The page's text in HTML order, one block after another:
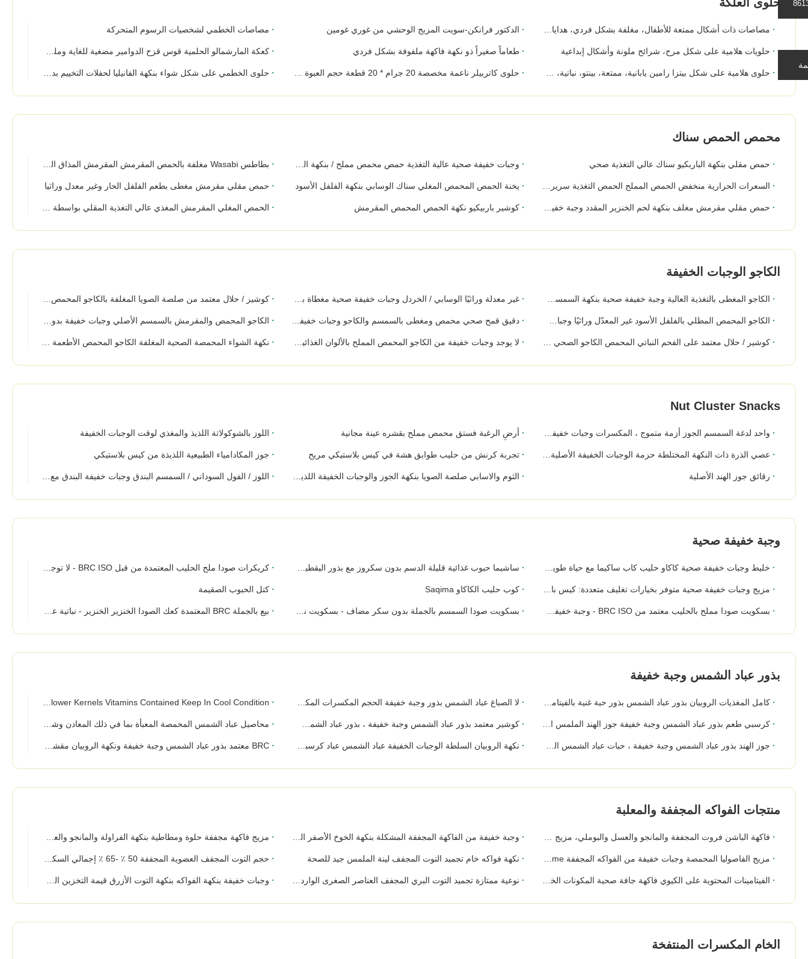
مصاصات ذات أشكال ممتعة للأطفال، مغلفة بشكل فردي، هدايا للحفلات الخفيفة الدكتور فرانكن-سويت المزيج الوحشي من غوري غومين مصاصات الخطمي لشخصيات الرسوم المتحركة
حلويات هلامية على شكل مرح، شرائح ملونة وأشكال إبداعية طعاماً صغيراً ذو نكهة فاكهة ملفوفة بشكل فردي كعكة المارشمالو الحلمية قوس قزح الدوامير مضغية للغاية وملطخة للغاية و 100٪ سعادة السكر
حلوى هلامية على شكل بيتزا رامين يابانية، ممتعة، بينتو، نباتية، خالية من الجيلاتين، حفلة أطفال حلوى كاتربيلر ناعمة مخصصة 20 جرام * 20 قطعة حجم العبوة وجبات خفيفة صحية على شكل دب فاكهة للأطفال حلوى الخطمي على شكل شواء بنكهة الفانيليا لحفلات التخييم بدون جيلاتين
محمص الحمص سناك
حمص مقلي بنكهة الباربكيو سناك عالي التغذية صحي وجبات خفيفة صحية عالية التغذية حمص محمص مملح / بنكهة الفلفل الأسود وجبة خفيفة مجففة مقرمشة بطاطس Wasabi مغلفة بالحمص المقرمش المقرمش المذاق الجيد في حقيبة البيع بالتجزئة
السعرات الحرارية منخفض الحمص المملح الحمص التغذية سريراتشا المغلفة موافق للشريعة اليهودية تمرير الغذاء يخنة الحمص المحمص المغلي سناك الوسابي بنكهة الفلفل الأسود حمص مقلي مقرمش مغطى بطعم الفلفل الحار وغير معدل وراثيا
حمص مقلي مقرمش مغلف بنكهة لحم الخنزير المقدد وجبة خفيفة مجففة غير معدلة وراثيًا خالية من الدهون كوشير باربيكيو نكهة الحمص المحمص المقرمش الحمص المغلي المقرمش المغذي عالي التغذية المقلي بواسطة التكنولوجيا المتقدمة OEM
الكاجو الوجبات الخفيفة
الكاجو المغطى بالتغذية العالية وجبة خفيفة صحية بنكهة السمسم وجبات خفيفة مقرمشة صحية غير معدلة وراثيًا الوسابي / الخردل وجبات خفيفة صحية مغطاة بجوز الكاجو مع شهادة حلال محمصة ومقرمشة وأطعمة مقرمشة كوشير / حلال معتمد من صلصة الصويا المغلفة بالكاجو المحمص وجبات خفيفة طعام صحي بطعم مقرمش ومقرمش
الكاجو المحمص المطلي بالفلفل الأسود غير المعدّل وراثيًا وجبات خفيفة صحية من البندق مع شهادة حلال / كوشير دقيق قمح صحي محمص ومغطى بالسمسم والكاجو وجبات خفيفة بطعم مقرمش ومقرمش الكاجو المحمص والمقرمش بالسمسم الأصلي وجبات خفيفة بدون لون طعام وجوز مقلي مقرمش وصحي
كوشير / حلال معتمد على الفحم النباتي المحمص الكاجو الصحي المقرمش والمكسرات المقرمشة لا يوجد وجبات خفيفة من الكاجو المحمص المملح بالألوان الغذائية مع شهادة HACCP / HALAL / BRC نكهة الشواء المحمصة الصحية المغلفة الكاجو المحمص الأطعمة الخفيفة مع كوشير / حلال / شهادة BRC
Nut Cluster Snacks
واحد لدغة السمسم الجوز أزمة متموج ، المكسرات وجبات خفيفة العلامة الخاصة المتاحة أرضِ الرغبة فستق محمص مملح بقشره عينة مجانية اللوز بالشوكولاتة اللذيذ والمغذي لوقت الوجبات الخفيفة
عصي الذرة ذات النكهة المختلطة حزمة الوجبات الخفيفة الأصلية التفاح الموز الفراولة تجربة كرنش من حليب طوابق هشة في كيس بلاستيكي مريح جوز المكادامياء الطبيعية اللذيذة من كيس بلاستيكي
رقائق جوز الهند الأصلية الثوم والاسابي صلصة الصويا بنكهة الجوز والوجبات الخفيفة اللذيذة اللوز السوسك اللوز / الفول السوداني / السمسم البندق وجبات خفيفة البندق مع شهادة BRC / HACCP
وجبة خفيفة صحية
خليط وجبات خفيفة صحية كاكاو حليب كاب ساكيما مع حياة طويلة وصناعة المنتجات الأصلية حسب الطلب لتجارة التجزئة والتوزيع ساشيما حبوب غذائية قليلة الدسم بدون سكروز مع بذور اليقطين والزبيب والتوت البري المجفف للمستهلكين المهتمين بالصحة كريكرات صودا ملح الحليب المعتمدة من قبل BRC ISO - لا توجد دهون ترانس ووجبة خفيفة هشة ومطبقة للمكتب والأسرة
مزيج وجبات خفيفة صحية متوفر بخيارات تغليف متعددة: كيس بالجملة، كيس تجاري، برطمان PET، OEM. خلال 25 يومًا كوب حليب الكاكاو Saqima كتل الحبوب الصقيمة
بسكويت صودا مملح بالحليب معتمد من BRC ISO - وجبة خفيفة مقرمشة وذات طبقات كلاسيكية مالحة بدون دهون متحولة بسكويت صودا السمسم بالجملة بدون سكر مضاف - بسكويت نظيف التسمية مخمر بدقيق القمح الكامل بيع بالجملة BRC المعتمدة كعك الصودا الخنزير الخنزير - نباتية على أساس الوجبة الخفيفة الذوقية مثالية لمزج النبيذ
بذور عباد الشمس وجبة خفيفة
كامل المغذيات الروبيان بذور عباد الشمس بذور حبة غنية بالفيتامينات BRC لا الصباغ عباد الشمس بذور وجبة خفيفة الحجم المكسرات المكسرات آمنة الخام المكونات طفل ودية
كرسبي طعم بذور عباد الشمس وجبة خفيفة جوز الهند الملمس الثابت جيد للمعدة كوشير معتمد بذور عباد الشمس وجبة خفيفة ، بذور عباد الشمس المحمص لذيذ نكهة محاصيل عباد الشمس المحمصة المعبأة بما في ذلك المعادن وشهادات الصحة
جوز الهند بذور عباد الشمس وجبة خفيفة ، حبات عباد الشمس العضوية الجافة / تخزين مكان بارد نكهة الروبيان السلطة الوجبات الخفيفة عباد الشمس عباد كرسبي طعم HACCP مصدقة BRC معتمد بذور عباد الشمس وجبة خفيفة ونكهة الروبيان مقشر حبات عباد الشمس
منتجات الفواكه المجففة والمعلبة
فاكهة الباشن فروت المجففة والمانجو والعسل والبوملي، مزيج استوائي، فاكهة محفوظة حلوة وحامضة وجبة خفيفة من الفاكهة المجففة المشكلة بنكهة الخوخ الأصفر المجفف والعسل والبوبلمو والأناناس، حلوة وحامضة مزيج فاكهة مجففة حلوة ومطاطية بنكهة الفراولة والمانجو والعسل والجريب فروت
مزيج الفاصوليا المحمصة وجبات خفيفة من الفواكه المجففة Edamame الفاصوليا السوداء مزيج خال من الدهون النباتية الكاملة التغذية نكهة فواكه خام تجميد التوت المجفف لينة الملمس جيد للصحة حجم التوت المجفف العضوية المجففة 50 ٪ -65 ٪ إجمالي السكر 12 شهرا الجرف الحياة
الفيتامينات المحتوية على الكيوي فاكهة جافة صحية المكونات الخام عالية الجودة نوعية ممتازة تجميد التوت البري المجفف العناصر الصغرى الواردة طعم جيد وجبات خفيفة بنكهة الفواكه بنكهة التوت الأزرق قيمة التخزين الجاف / التخزين البارد
الخام المكسرات المنتفخة